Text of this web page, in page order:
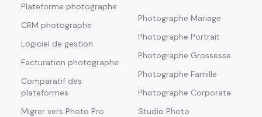
Plateforme photographe
CRM photographe
Logiciel de gestion
Facturation photographe
Comparatif des
plateformes
Migrer vers Photo Pro
Photographe Mariage
Photographe Portrait
Photographe Grossesse
Photographe Famille
Photographe Corporate
Studio Photo